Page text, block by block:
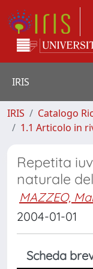
IRIS
IRIS Catalogo
1.1 Articolo in
Repetita
naturale
MAZZEO,
2004-01-01
Scheda